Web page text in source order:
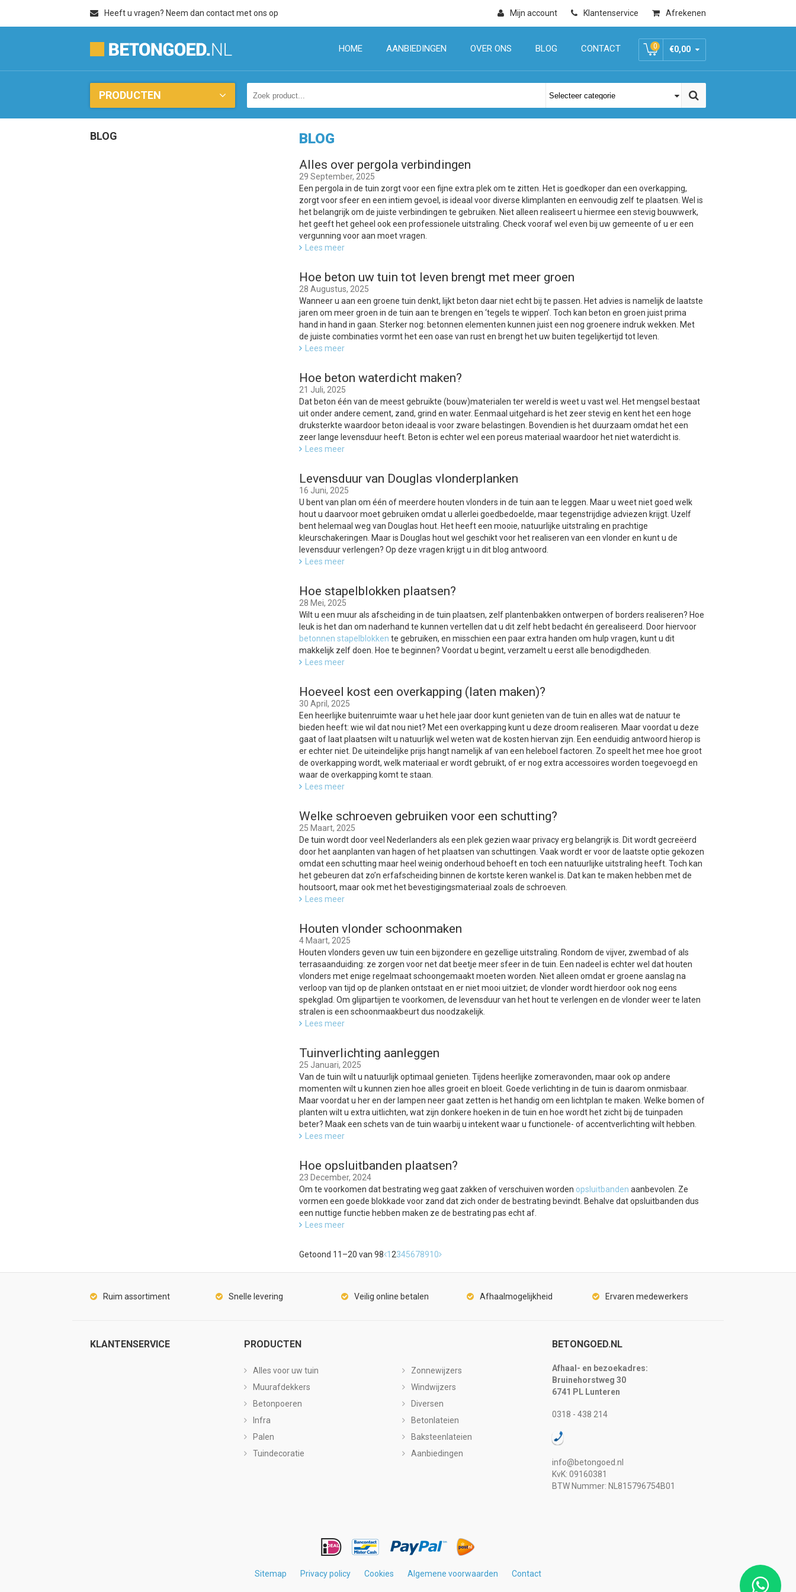
Heeft u vragen? Neem dan contact met ons op Mijn account Klantenservice Afrekenen
0 €0,00
HOME AANBIEDINGEN OVER ONS BLOG CONTACT
PRODUCTEN
BLOG
Alles over pergola verbindingen
29 September, 2025
Een pergola in de tuin zorgt voor een fijne extra plek om te zitten. Het is goedkoper dan een overkapping,
zorgt voor sfeer en een intiem gevoel, is ideaal voor diverse klimplanten en eenvoudig zelf te plaatsen. Wel is
het belangrijk om de juiste verbindingen te gebruiken. Niet alleen realiseert u hiermee een stevig bouwwerk,
het geeft het geheel ook een professionele uitstraling. Check vooraf wel even bij uw gemeente of u er een
vergunning voor aan moet vragen.
Lees meer
Hoe beton uw tuin tot leven brengt met meer groen
28 Augustus, 2025
Wanneer u aan een groene tuin denkt, lijkt beton daar niet echt bij te passen. Het advies is namelijk de laatste
jaren om meer groen in de tuin aan te brengen en ‘tegels te wippen’. Toch kan beton en groen juist prima
hand in hand in gaan. Sterker nog: betonnen elementen kunnen juist een nog groenere indruk wekken. Met
de juiste combinaties vormt het een oase van rust en brengt het uw buiten tegelijkertijd tot leven.
Lees meer
Hoe beton waterdicht maken?
21 Juli, 2025
Dat beton één van de meest gebruikte (bouw)materialen ter wereld is weet u vast wel. Het mengsel bestaat
uit onder andere cement, zand, grind en water. Eenmaal uitgehard is het zeer stevig en kent het een hoge
druksterkte waardoor beton ideaal is voor zware belastingen. Bovendien is het duurzaam omdat het een
zeer lange levensduur heeft. Beton is echter wel een poreus materiaal waardoor het niet waterdicht is.
Lees meer
Levensduur van Douglas vlonderplanken
16 Juni, 2025
U bent van plan om één of meerdere houten vlonders in de tuin aan te leggen. Maar u weet niet goed welk
hout u daarvoor moet gebruiken omdat u allerlei goedbedoelde, maar tegenstrijdige adviezen krijgt. Uzelf
bent helemaal weg van Douglas hout. Het heeft een mooie, natuurlijke uitstraling en prachtige
kleurschakeringen. Maar is Douglas hout wel geschikt voor het realiseren van een vlonder en kunt u de
levensduur verlengen? Op deze vragen krijgt u in dit blog antwoord.
Lees meer
Hoe stapelblokken plaatsen?
28 Mei, 2025
Wilt u een muur als afscheiding in de tuin plaatsen, zelf plantenbakken ontwerpen of borders realiseren? Hoe
leuk is het dan om naderhand te kunnen vertellen dat u dit zelf hebt bedacht én gerealiseerd. Door hiervoor
betonnen stapelblokken te gebruiken, en misschien een paar extra handen om hulp vragen, kunt u dit
makkelijk zelf doen. Hoe te beginnen? Voordat u begint, verzamelt u eerst alle benodigdheden.
Lees meer
Hoeveel kost een overkapping (laten maken)?
30 April, 2025
Een heerlijke buitenruimte waar u het hele jaar door kunt genieten van de tuin en alles wat de natuur te
bieden heeft: wie wil dat nou niet? Met een overkapping kunt u deze droom realiseren. Maar voordat u deze
gaat of laat plaatsen wilt u natuurlijk wel weten wat de kosten hiervan zijn. Een eenduidig antwoord hierop is
er echter niet. De uiteindelijke prijs hangt namelijk af van een heleboel factoren. Zo speelt het mee hoe groot
de overkapping wordt, welk materiaal er wordt gebruikt, of er nog extra accessoires worden toegevoegd en
waar de overkapping komt te staan.
Lees meer
Welke schroeven gebruiken voor een schutting?
25 Maart, 2025
De tuin wordt door veel Nederlanders als een plek gezien waar privacy erg belangrijk is. Dit wordt gecreëerd
door het aanplanten van hagen of het plaatsen van schuttingen. Vaak wordt er voor de laatste optie gekozen
omdat een schutting maar heel weinig onderhoud behoeft en toch een natuurlijke uitstraling heeft. Toch kan
het gebeuren dat zo’n erfafscheiding binnen de kortste keren wankel is. Dat kan te maken hebben met de
houtsoort, maar ook met het bevestigingsmateriaal zoals de schroeven.
Lees meer
Houten vlonder schoonmaken
4 Maart, 2025
Houten vlonders geven uw tuin een bijzondere en gezellige uitstraling. Rondom de vijver, zwembad of als
terrasaanduiding: ze zorgen voor net dat beetje meer sfeer in de tuin. Een nadeel is echter wel dat houten
vlonders met enige regelmaat schoongemaakt moeten worden. Niet alleen omdat er groene aanslag na
verloop van tijd op de planken ontstaat en er niet mooi uitziet; de vlonder wordt hierdoor ook nog eens
spekglad. Om glijpartijen te voorkomen, de levensduur van het hout te verlengen en de vlonder weer te laten
stralen is een schoonmaakbeurt dus noodzakelijk.
Lees meer
Tuinverlichting aanleggen
25 Januari, 2025
Van de tuin wilt u natuurlijk optimaal genieten. Tijdens heerlijke zomeravonden, maar ook op andere
momenten wilt u kunnen zien hoe alles groeit en bloeit. Goede verlichting in de tuin is daarom onmisbaar.
Maar voordat u her en der lampen neer gaat zetten is het handig om een lichtplan te maken. Welke bomen of
planten wilt u extra uitlichten, wat zijn donkere hoeken in de tuin en hoe wordt het zicht bij de tuinpaden
beter? Maak een schets van de tuin waarbij u intekent waar u functionele- of accentverlichting wilt hebben.
Lees meer
Hoe opsluitbanden plaatsen?
23 December, 2024
Om te voorkomen dat bestrating weg gaat zakken of verschuiven worden opsluitbanden aanbevolen. Ze
vormen een goede blokkade voor zand dat zich onder de bestrating bevindt. Behalve dat opsluitbanden dus
een nuttige functie hebben maken ze de bestrating pas echt af.
Lees meer
Getoond 11–20 van 98 1 2345678910
BLOG
Ruim assortiment Snelle levering Veilig online betalen Afhaalmogelijkheid Ervaren medewerkers
KLANTENSERVICE PRODUCTEN
Alles voor uw tuin
Muurafdekkers
Betonpoeren
Infra
Palen
Tuindecoratie
Zonnewijzers
Windwijzers
Diversen
Betonlateien
Baksteenlateien
Aanbiedingen
BETONGOED.NL
Afhaal- en bezoekadres:
Bruinehorstweg 30
6741 PL Lunteren
0318 - 438 214
info@betongoed.nl
KvK: 09160381
BTW Nummer: NL815796754B01
Sitemap Privacy policy Cookies Algemene voorwaarden Contact